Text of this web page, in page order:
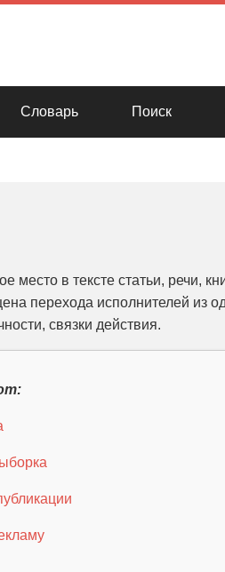
Словарь Поиск
место в тексте статьи, речи,
перехода исполнителей из
связки действия.